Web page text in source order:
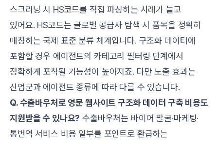
스크리닝 시 HS코드를 직접 파싱하는 사례가 늘고
있어요. HS코드는 글로벌 공급사 탐색 시 품목을 정확히
매칭하는 국제 표준 분류 체계입니다. 구조화 데이터에
포함할 경우 에이전트의 카테고리 필터링 단계에서
정확하게 포착될 가능성이 높아지죠. 다만 노출 효과는
산업군과 에이전트 종류에 따라 다를 수 있습니다.
Q. 수출바우처로 영문 웹사이트 구조화 데이터 구축 비용도
지원받을 수 있나요? 수출바우처는 바이어 발굴·마케팅·
통번역 서비스 비용 일부를 포인트로 환급하는